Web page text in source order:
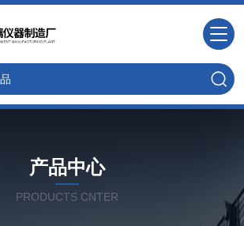
产品中心
PRODUCTS CNTER